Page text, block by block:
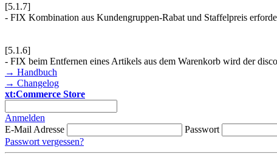
[5.1.7]
- FIX Kombination aus Kundengruppen-Rabat und Staffelpreis
[5.1.6]
- FIX beim Entfernen eines Artikels aus dem Warenkorb wird der
→ Handbuch
→ Changelog
xt:Commerce Store
Anmelden
E-Mail Adresse
Passwort
Passwort vergessen?